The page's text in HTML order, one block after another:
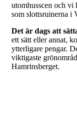
utomhusscen och vi
som slottsruinerna i
Det är dags att
ett sätt eller annat,
ytterligare pengar.
viktigaste
Hamrinsberget.